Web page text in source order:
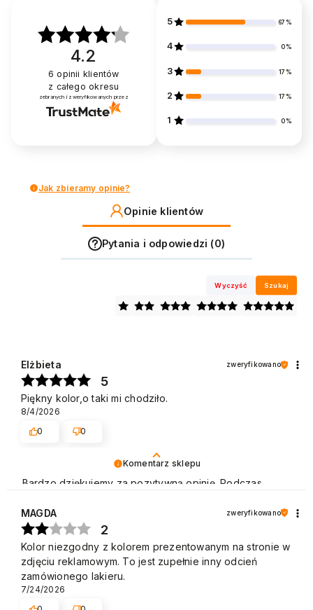
4.2
6 opinii klientów
z całego okresu
zebranych i zweryfikowanych przez
5 67%
4 0%
3 17%
2 17%
1 0%
Jak zbieramy opinie?
Opinie klientów
Pytania i odpowiedzi (0)
Wyczyść Szukaj
Komentarz sklepu
Bardzo dziękujemy za pozytywną opinię. Podczas
Klienta. Cieszymy się, że spełniliśmy Pani oczekiwania.
Zapraszamy do ponownego skorzystania z naszej
oferty. Pozdrawiamy
Elżbieta zweryfikowano
5
Piękny kolor,o taki mi chodziło.
8/4/2026
0
0
MAGDA zweryfikowano
2
Kolor niezgodny z kolorem prezentowanym na stronie w
zdjęciu reklamowym. To jest zupełnie inny odcień
zamówionego lakieru.
7/24/2026